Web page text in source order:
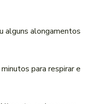
alguns alongamentos
para respirar e